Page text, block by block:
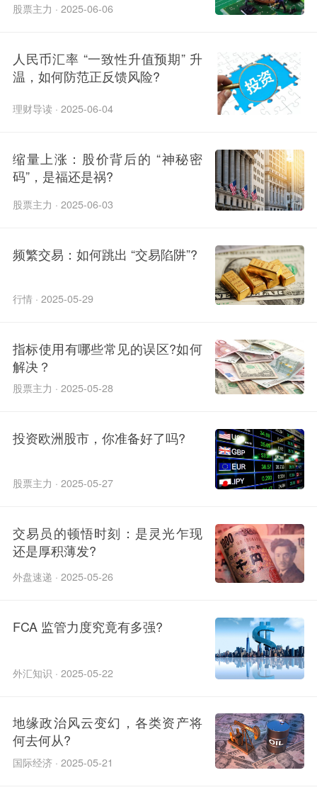
股票主力 · 2025-06-06
人民币汇率 “一致性升值预期” 升
温，如何防范正反馈风险?
理财导读 · 2025-06-04
缩量上涨：股价背后的 “神秘密
码”，是福还是祸?
股票主力 · 2025-06-03
频繁交易：如何跳出 “交易陷阱”?
行情 · 2025-05-29
指标使用有哪些常见的误区?如何
解决？
股票主力 · 2025-05-28
投资欧洲股市，你准备好了吗?
股票主力 · 2025-05-27
交易员的顿悟时刻：是灵光乍现
还是厚积薄发?
外盘速递 · 2025-05-26
FCA 监管力度究竟有多强?​
外汇知识 · 2025-05-22
地缘政治风云变幻，各类资产将
何去何从?
国际经济 · 2025-05-21